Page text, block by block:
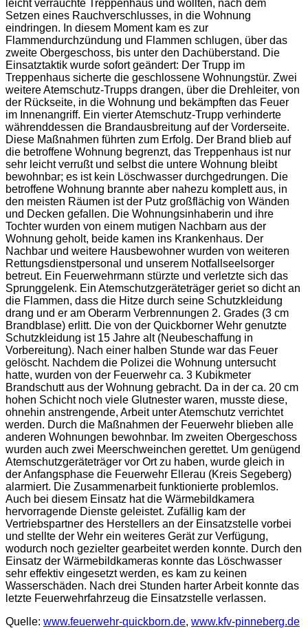
leicht verrauchte Treppenhaus und wollten, nach dem
Setzen eines Rauchverschlusses, in die Wohnung
eindringen. In diesem Moment kam es zur
Flammendurchzündung und Flammen schlugen, über das
zweite Obergeschoss, bis unter den Dachüberstand. Die
Einsatztaktik wurde sofort geändert: Der Trupp im
Treppenhaus sicherte die geschlossene Wohnungstür. Zwei
weitere Atemschutz-Trupps drangen, über die Drehleiter, von
der Rückseite, in die Wohnung und bekämpften das Feuer
im Innenangriff. Ein vierter Atemschutz-Trupp verhinderte
währenddessen die Brandausbreitung auf der Vorderseite.
Diese Maßnahmen führten zum Erfolg. Der Brand blieb auf
die betroffene Wohnung begrenzt, das Treppenhaus ist nur
sehr leicht verrußt und selbst die untere Wohnung bleibt
bewohnbar; es ist kein Löschwasser durchgedrungen. Die
betroffene Wohnung brannte aber nahezu komplett aus, in
den meisten Räumen ist der Putz großflächig von Wänden
und Decken gefallen. Die Wohnungsinhaberin und ihre
Tochter wurden von einem mutigen Nachbarn aus der
Wohnung geholt, beide kamen ins Krankenhaus. Der
Nachbar und weitere Hausbewohner wurden von weiteren
Rettungsdienstpersonal und unserem Notfallseelsorger
betreut. Ein Feuerwehrmann stürzte und verletzte sich das
Sprunggelenk. Ein Atemschutzgeräteträger geriet so dicht an
die Flammen, dass die Hitze durch seine Schutzkleidung
drang und er am Oberarm Verbrennungen 2. Grades (3 cm
Brandblase) erlitt. Die von der Quickborner Wehr genutzte
Schutzkleidung ist 15 Jahre alt (Neubeschaffung in
Vorbereitung). Nach einer halben Stunde war das Feuer
gelöscht. Nachdem die Polizei die Wohnung untersucht
hatte, wurden von der Feuerwehr ca. 3 Kubikmeter
Brandschutt aus der Wohnung gebracht. Da in der ca. 20 cm
hohen Schicht noch viele Glutnester waren, musste diese,
ohnehin anstrengende, Arbeit unter Atemschutz verrichtet
werden. Durch die Maßnahmen der Feuerwehr blieben alle
anderen Wohnungen bewohnbar. Im zweiten Obergeschoss
wurden auch zwei Meerschweinchen gerettet. Um genügend
Atemschutzgeräteträger vor Ort zu haben, wurde gleich in
der Anfangsphase die Feuerwehr Ellerau (Kreis Segeberg)
alarmiert. Die Zusammenarbeit funktionierte problemlos.
Auch bei diesem Einsatz hat die Wärmebildkamera
hervorragende Dienste geleistet. Zufällig kam der
Vertriebspartner des Herstellers an der Einsatzstelle vorbei
und stellte der Wehr ein weiteres Gerät zur Verfügung,
wodurch noch gezielter gearbeitet werden konnte. Durch den
Einsatz der Wärmebildkameras konnte das Löschwasser
sehr effektiv eingesetzt werden, es kam zu keinen
Wasserschäden. Nach drei Stunden harter Arbeit konnte das
letzte Feuerwehrfahrzeug die Einsatzstelle verlassen.
Quelle: www.feuerwehr-quickborn.de, www.kfv-pinneberg.de